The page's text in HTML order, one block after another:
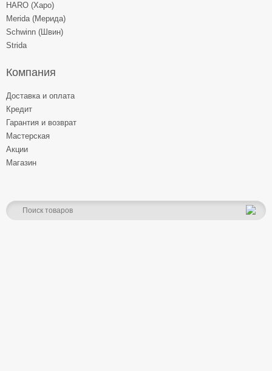
HARO (Харо)
Merida (Мерида)
Schwinn (Швин)
Strida
Компания
Доставка и оплата
Кредит
Гарантия и возврат
Мастерская
Акции
Магазин